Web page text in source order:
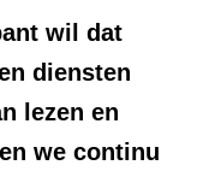
wil dat
diensten
lezen en
we continu